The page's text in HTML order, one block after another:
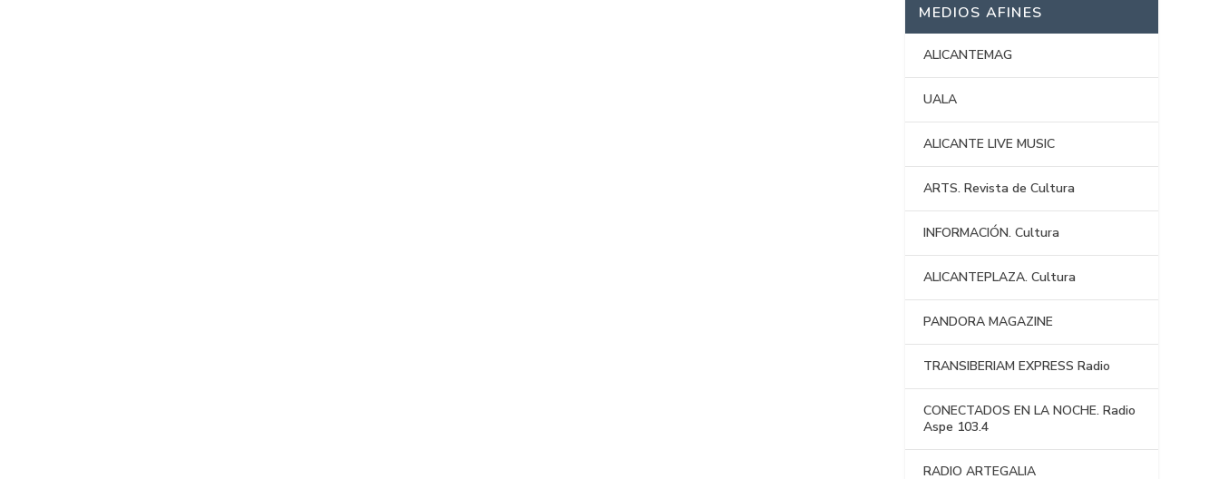
MEDIOS AFINES
ALICANTEMAG
UALA
ALICANTE LIVE MUSIC
ARTS. Revista de Cultura
INFORMACIÓN. Cultura
ALICANTEPLAZA. Cultura
PANDORA MAGAZINE
TRANSIBERIAM EXPRESS Radio
CONECTADOS EN LA NOCHE. Radio
Aspe 103.4
RADIO ARTEGALIA